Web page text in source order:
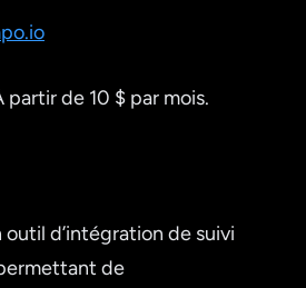
partir de 10 $ par mois.
d’intégration de suivi
de